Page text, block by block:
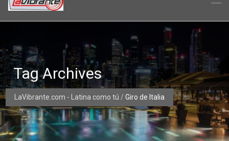
LaVibrante.com - Latina como tú / Giro de Italia
Tag Archives